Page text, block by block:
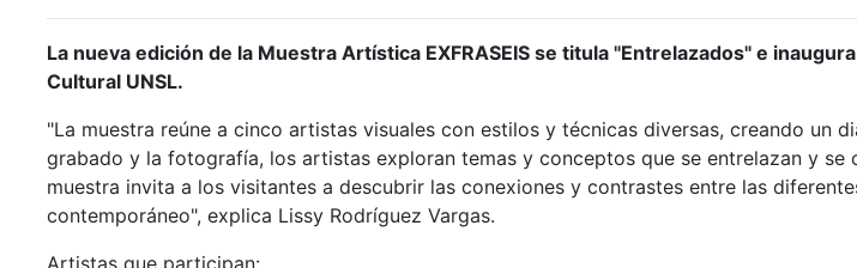
La nueva edición de la Muestra Artística EXFRASEIS se titula "Entrelazados" e
Cultural UNSL.
"La muestra reúne a cinco artistas visuales con estilos y técnicas diversas, creando un
grabado y la fotografía, los artistas exploran temas y conceptos que se entrelazan y
muestra invita a los visitantes a descubrir las conexiones y contrastes entre las
contemporáneo", explica Lissy Rodríguez Vargas.
Artistas que participan: